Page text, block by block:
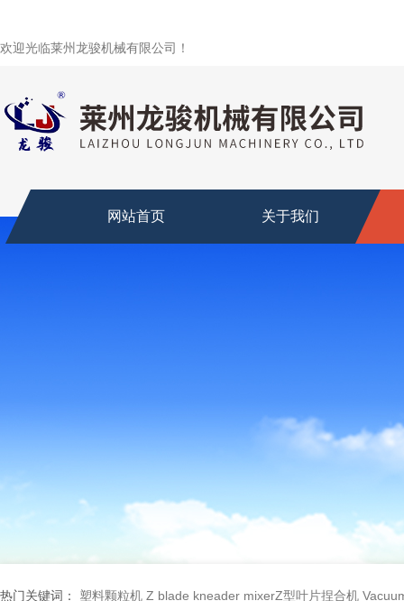
欢迎光临莱州龙骏机械有限公司！
网站首页 关于我们
热门关键词： 塑料颗粒机 Z blade kneader mixerZ型叶片捏合机